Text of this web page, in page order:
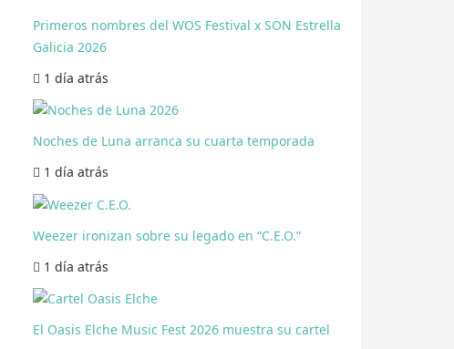
Primeros nombres del WOS Festival x SON Estrella
Galicia 2026
1 día atrás
Noches de Luna arranca su cuarta temporada
1 día atrás
Weezer ironizan sobre su legado en “C.E.O.”
1 día atrás
El Oasis Elche Music Fest 2026 muestra su cartel